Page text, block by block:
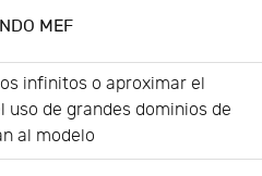
MEF
infinitos o aproximar el
de grandes dominios de
al modelo